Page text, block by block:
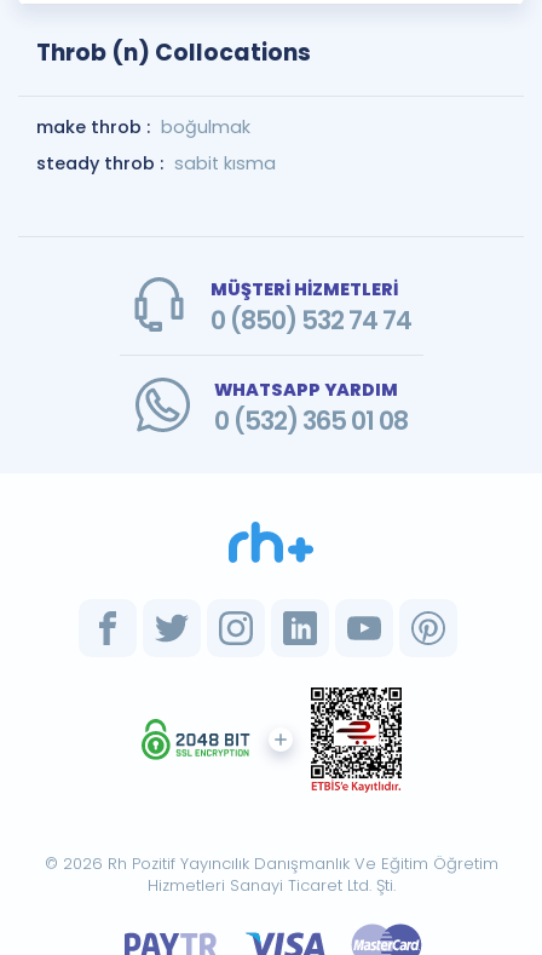
Throb (n) Collocations
make throb : boğulmak
steady throb : sabit kısma
MÜŞTERİ HİZMETLERİ
0 (850) 532 74 74
WHATSAPP YARDIM
0 (532) 365 01 08
© 2026 Rh Pozitif Yayıncılık Danışmanlık Ve Eğitim Öğretim
Hizmetleri Sanayi Ticaret Ltd. Şti.